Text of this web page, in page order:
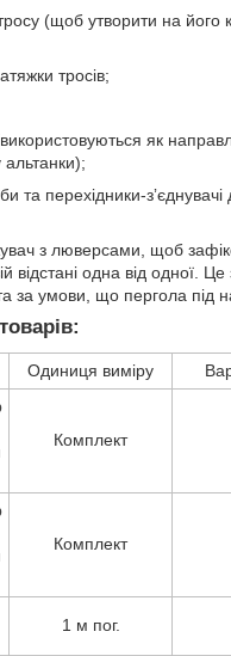
(щоб утворити на його
тросів;
як
альтанки);
та перехідники-
з люверсами, щоб
відстані одна від одної.
за умови, що пергола під
Одиниця виміру
Комплект
Комплект
1 м пог.